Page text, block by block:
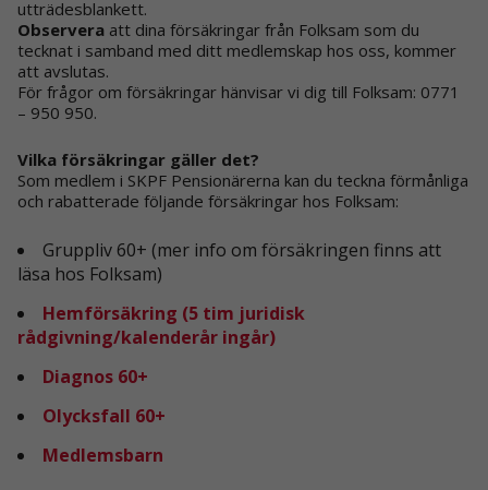
utträdesblankett.
Observera att dina försäkringar från Folksam som du
tecknat i samband med ditt medlemskap hos oss, kommer
att avslutas.
För frågor om försäkringar hänvisar vi dig till Folksam: 0771
– 950 950.
Vilka försäkringar gäller det?
Som medlem i SKPF Pensionärerna kan du teckna förmånliga
och rabatterade följande försäkringar hos Folksam:
Gruppliv 60+ (mer info om försäkringen finns att
läsa hos Folksam)
Hemförsäkring (5 tim juridisk
rådgivning/kalenderår ingår)
Diagnos 60+
Olycksfall 60+
Medlemsbarn